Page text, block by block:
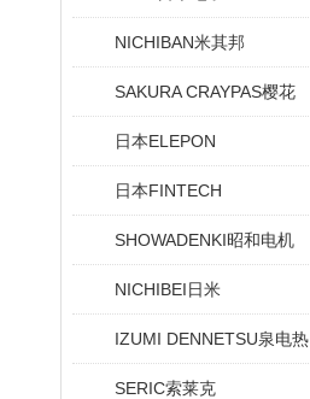
NICHIBAN米其邦
SAKURA CRAYPAS樱花
日本ELEPON
日本FINTECH
SHOWADENKI昭和电机
NICHIBEI日米
IZUMI DENNETSU泉电热
SERIC索莱克